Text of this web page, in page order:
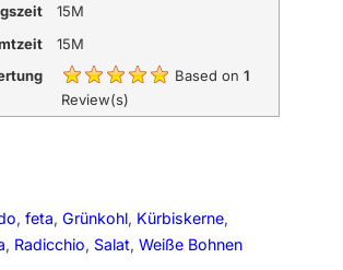
15M
15M
Based on 1
Review(s)
, feta, Grünkohl, Kürbiskerne
, Radicchio, Salat, Weiße Bohnen